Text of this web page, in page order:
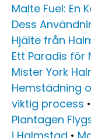
Malte Fuel: En
Dess
Hjälte från
Ett Paradis för
Mister York
Hemstädning
viktig process •
Plantagen